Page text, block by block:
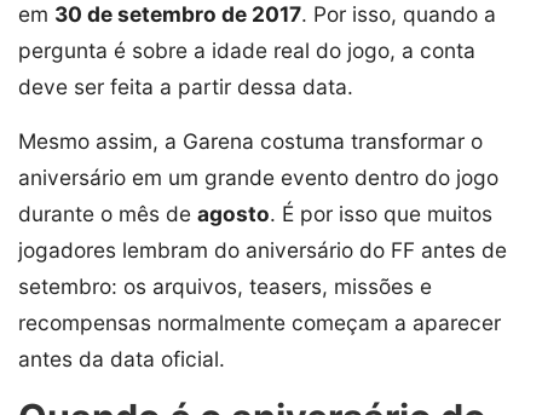
em 30 de setembro de 2017. Por isso, quando a
pergunta é sobre a idade real do jogo, a conta
deve ser feita a partir dessa data.
Mesmo assim, a Garena costuma transformar o
aniversário em um grande evento dentro do jogo
durante o mês de agosto. É por isso que muitos
jogadores lembram do aniversário do FF antes de
setembro: os arquivos, teasers, missões e
recompensas normalmente começam a aparecer
antes da data oficial.